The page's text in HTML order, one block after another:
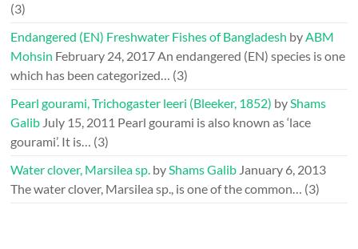
(3)
Endangered (EN) Freshwater Fishes of Bangladesh byABM
Mohsin February 24, 2017An endangered (EN) species is one
which has been categorized… (3)
Pearl gourami, Trichogaster leeri (Bleeker, 1852) byShams
Galib July 15, 2011 Pearl gourami is also known as ‘lace
gourami’. It is… (3)
Water clover, Marsilea sp. byShams Galib January 6, 2013
The water clover, Marsilea sp., is one of the common… (3)